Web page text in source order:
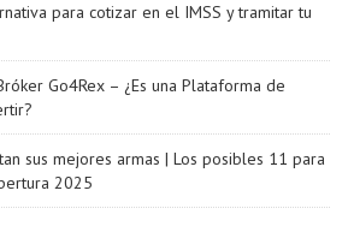
para cotizar en el IMSS y tramitar tu
Go4Rex – ¿Es una Plataforma de
sus mejores armas | Los posibles 11 para
2025